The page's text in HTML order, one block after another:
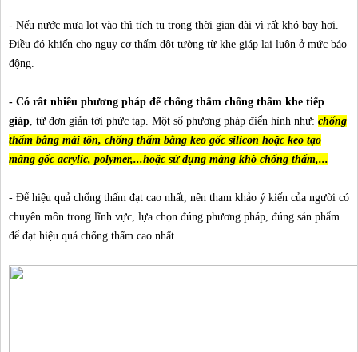
- Nếu nước mưa lọt vào thì tích tụ trong thời gian dài vì rất khó bay hơi.
Điều đó khiến cho nguy cơ thấm dột tường từ khe giáp lai luôn ở mức báo
động.
- Có rất nhiều phương pháp để chống thấm chống thấm khe tiếp
giáp, từ đơn giản tới phức tạp. Một số phương pháp điển hình như: chống
thấm bằng mái tôn, chống thấm bằng keo gốc silicon hoặc keo tạo
màng gốc acrylic, polymer,...hoặc sử dụng màng khò chống thấm,...
- Để hiệu quả chống thấm đạt cao nhất, nên tham khảo ý kiến của người có
chuyên môn trong lĩnh vực, lựa chọn đúng phương pháp, đúng sản phẩm
để đạt hiệu quả chống thấm cao nhất.